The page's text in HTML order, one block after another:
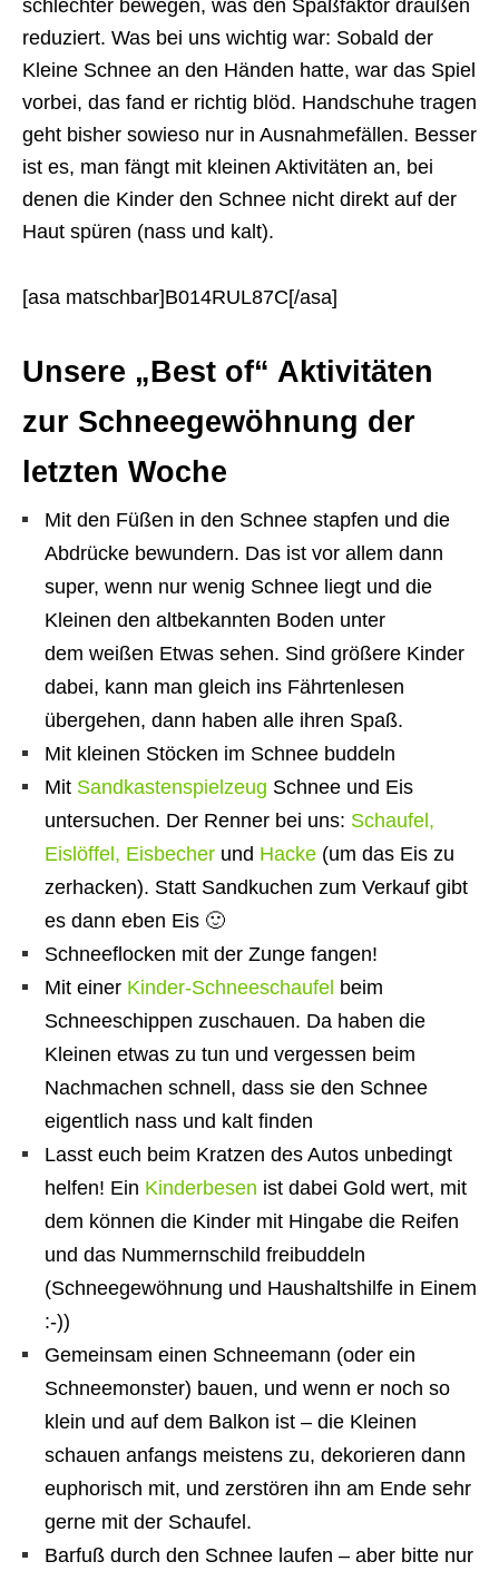
schlechter bewegen, was den Spaßfaktor draußen
reduziert. Was bei uns wichtig war: Sobald der
Kleine Schnee an den Händen hatte, war das Spiel
vorbei, das fand er richtig blöd. Handschuhe tragen
geht bisher sowieso nur in Ausnahmefällen. Besser
ist es, man fängt mit kleinen Aktivitäten an, bei
denen die Kinder den Schnee nicht direkt auf der
Haut spüren (nass und kalt).
[asa matschbar]B014RUL87C[/asa]
Unsere „Best of“ Aktivitäten
zur Schneegewöhnung der
letzten Woche
Mit den Füßen in den Schnee stapfen und die
Abdrücke bewundern. Das ist vor allem dann
super, wenn nur wenig Schnee liegt und die
Kleinen den altbekannten Boden unter
dem weißen Etwas sehen. Sind größere Kinder
dabei, kann man gleich ins Fährtenlesen
übergehen, dann haben alle ihren Spaß.
Mit kleinen Stöcken im Schnee buddeln
Mit Sandkastenspielzeug Schnee und Eis
untersuchen. Der Renner bei uns: Schaufel,
Eislöffel, Eisbecher und Hacke (um das Eis zu
zerhacken). Statt Sandkuchen zum Verkauf gibt
es dann eben Eis 🙂
Schneeflocken mit der Zunge fangen!
Mit einer Kinder-Schneeschaufel beim
Schneeschippen zuschauen. Da haben die
Kleinen etwas zu tun und vergessen beim
Nachmachen schnell, dass sie den Schnee
eigentlich nass und kalt finden
Lasst euch beim Kratzen des Autos unbedingt
helfen! Ein Kinderbesen ist dabei Gold wert, mit
dem können die Kinder mit Hingabe die Reifen
und das Nummernschild freibuddeln
(Schneegewöhnung und Haushaltshilfe in Einem
:-))
Gemeinsam einen Schneemann (oder ein
Schneemonster) bauen, und wenn er noch so
klein und auf dem Balkon ist – die Kleinen
schauen anfangs meistens zu, dekorieren dann
euphorisch mit, und zerstören ihn am Ende sehr
gerne mit der Schaufel.
Barfuß durch den Schnee laufen – aber bitte nur